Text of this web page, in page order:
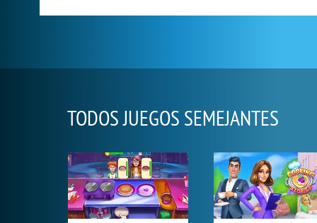
TODOS JUEGOS SEMEJANTES